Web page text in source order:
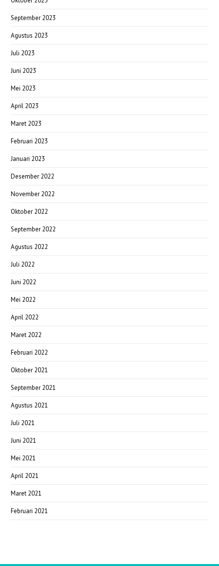
September 2023
Agustus 2023
Juli 2023
Juni 2023
Mei 2023
April 2023
Maret 2023
Februari 2023
Januari 2023
Desember 2022
November 2022
Oktober 2022
September 2022
Agustus 2022
Juli 2022
Juni 2022
Mei 2022
April 2022
Maret 2022
Februari 2022
Oktober 2021
September 2021
Agustus 2021
Juli 2021
Juni 2021
Mei 2021
April 2021
Maret 2021
Februari 2021